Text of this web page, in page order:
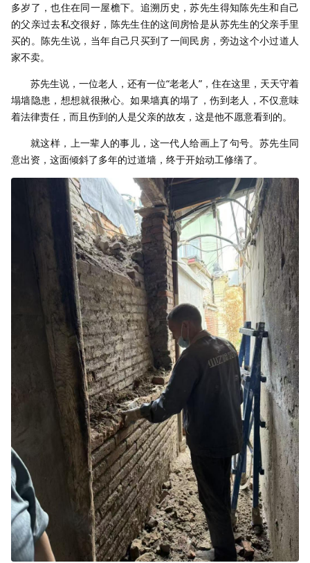
多岁了，也住在同一屋檐下。追溯历史，苏先生得知陈先生和自己
的父亲过去私交很好，陈先生住的这间房恰是从苏先生的父亲手里
买的。陈先生说，当年自己只买到了一间民房，旁边这个小过道人
家不卖。
苏先生说，一位老人，还有一位“老老人”，住在这里，天天守着
塌墙隐患，想想就很揪心。如果墙真的塌了，伤到老人，不仅意味
着法律责任，而且伤到的人是父亲的故友，这是他不愿意看到的。
就这样，上一辈人的事儿，这一代人给画上了句号。苏先生同
意出资，这面倾斜了多年的过道墙，终于开始动工修缮了。